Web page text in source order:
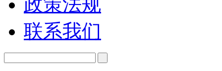
联系我们